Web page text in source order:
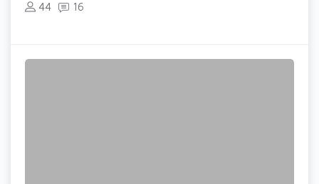
44 16